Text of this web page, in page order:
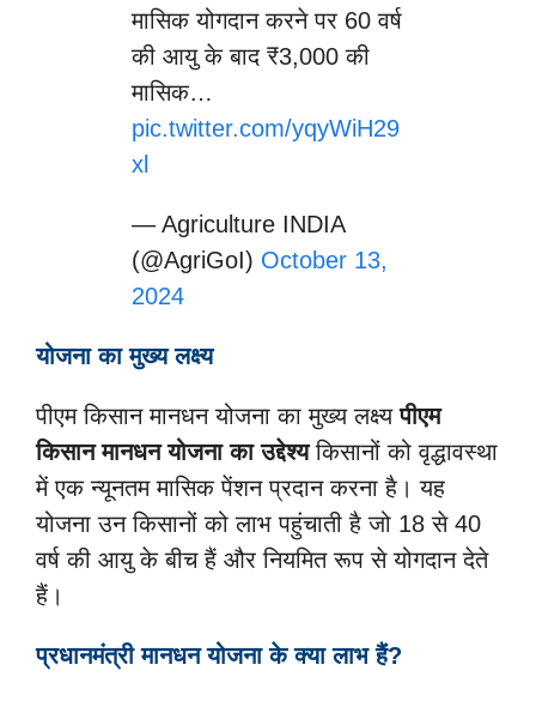
मासिक योगदान करने पर 60 वर्ष
की आयु के बाद ₹3,000 की
मासिक…
pic.twitter.com/yqyWiH29
xl
— Agriculture INDIA
(@AgriGoI) October 13,
2024
योजना का मुख्य लक्ष्य
पीएम किसान मानधन योजना का मुख्य लक्ष्यपीएम
किसान मानधन योजना का उद्देश्यकिसानों को वृद्धावस्था
में एक न्यूनतम मासिक पेंशन प्रदान करना है। यह
योजना उन किसानों को लाभ पहुंचाती है जो 18 से 40
वर्ष की आयु के बीच हैं और नियमित रूप से योगदान देते
हैं।
प्रधानमंत्री मानधन योजना के क्या लाभ हैं?